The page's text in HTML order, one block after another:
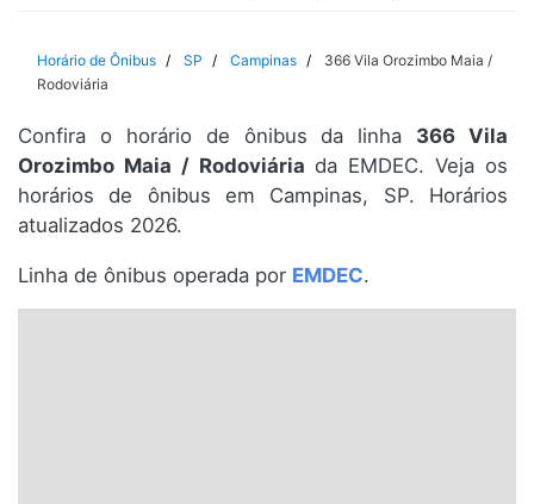
Espírito Santo
Paraná
Santa Catarina
Horário de Ônibus SP Campinas
366 Vila Orozimbo Maia /
Rodoviária
Confira o horário de ônibus da linha 366 Vila
Orozimbo Maia / Rodoviária da EMDEC. Veja os
horários de ônibus em Campinas, SP. Horários
atualizados 2026.
Linha de ônibus operada por EMDEC.